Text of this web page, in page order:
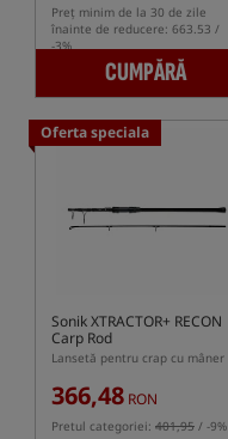
Preț minim de la 30 de zile
înainte de reducere: 663.53 /
-3%
CUMPĂRĂ
Oferta speciala
Sonik XTRACTOR+ RECON
Carp Rod
366,48 RON
Pretul categoriei: 401,95 / -9%